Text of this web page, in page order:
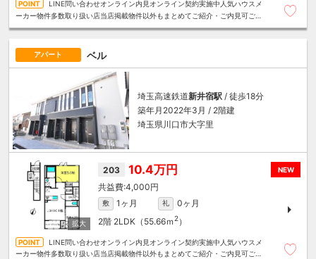
LINE問い合わせオンライン内見オンライン契約実施中人気ハウスメ
ーカー物件多数取り扱い店当店掲載物件以外もまとめてご紹介・ご内見可ご予
アパート ベル
埼玉高速鉄道新井宿駅 / 徒歩18分
築年月2022年3月 / 2階建
埼玉県川口市大字里
NEW
203 10.4万円
4,000円
敷 1ヶ月 礼
0ヶ月
2階 2LDK（55.66ｍ 2）
LINE問い合わせオンライン内見オンライン契約実施中人気ハウスメ
ーカー物件多数取り扱い店当店掲載物件以外もまとめてご紹介・ご内見可ご予